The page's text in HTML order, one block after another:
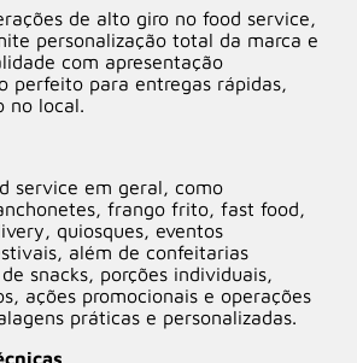
de alto giro no food service,
personalização total da marca e
com apresentação
perfeito para entregas rápidas,
no local.
service em geral, como
frango frito, fast food,
quiosques, eventos
além de confeitarias
snacks, porções individuais,
ações promocionais e operações
práticas e personalizadas.